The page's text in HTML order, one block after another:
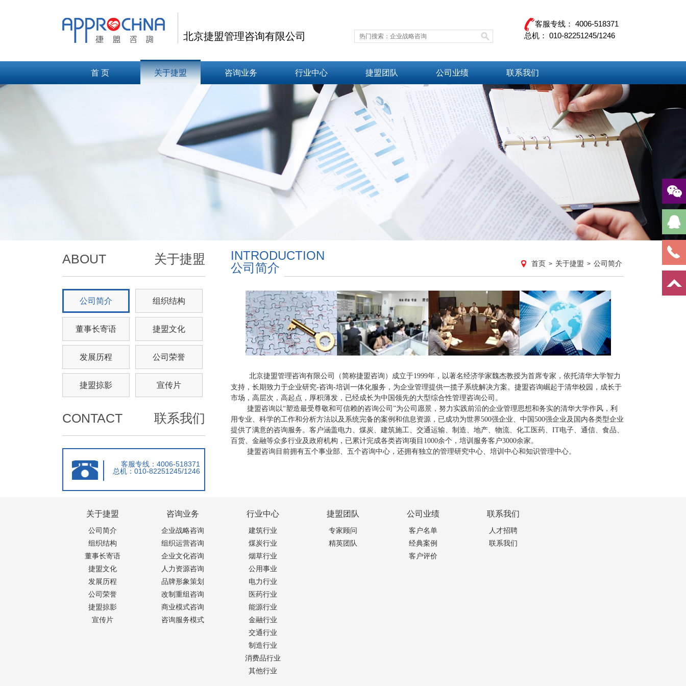
北京捷盟管理咨询有限公司
客服专线： 4006-518371
总机： 010-82251245/1246
首 页 关于捷盟 咨询业务 行业中心 捷盟团队 公司业绩 联系我们
ABOUT 关于捷盟
公司简介 组织结构
董事长寄语 捷盟文化
发展历程 公司荣誉
捷盟掠影 宣传片
CONTACT 联系我们
客服专线：4006-518371
总机：010-82251245/1246
INTRODUCTION
公司简介
首页 > 关于捷盟 > 公司简介
北京捷盟管理咨询有限公司（简称捷盟咨询）成立于1999年，以著名经济学家魏杰教授为首席专家，依托清华大学智力
支持，长期致力于企业研究-咨询-培训一体化服务，为企业管理提供一揽子系统解决方案。捷盟咨询崛起于清华校园，成长于
市场，高层次，高起点，厚积薄发，已经成长为中国领先的大型综合性管理咨询公司。
捷盟咨询以“塑造最受尊敬和可信赖的咨询公司 ”为公司愿景，努力实践前沿的企业管理思想和务实的清华大学作风，利
用专业、科学的工作和分析方法以及系统完备的案例和信息资源，已成功为世界500强企业、中国 500强企业及国内各类型企业
提供了满意的咨询服务。客户涵盖电力、煤炭、建筑施工、交通运输、制造、地产、物流、化工医药、 IT电子、通信、食品、
百货、金融等众多行业及政府机构，已累计完成各类咨询项目 1000余个，培训服务客户3000余家。
捷盟咨询目前拥有五个事业部、五个咨询中心，还拥有独立的管理研究中心、培训中心和知识管理中心。
关于捷盟
公司简介
组织结构
董事长寄语
捷盟文化
发展历程
公司荣誉
捷盟掠影
宣传片
咨询业务
企业战略咨询
组织运营咨询
企业文化咨询
人力资源咨询
品牌形象策划
改制重组咨询
商业模式咨询
咨询服务模式
行业中心
建筑行业
煤炭行业
烟草行业
公用事业
电力行业
医药行业
能源行业
金融行业
交通行业
制造行业
消费品行业
其他行业
捷盟团队
专家顾问
精英团队
公司业绩
客户名单
经典案例
客户评价
联系我们
人才招聘
联系我们